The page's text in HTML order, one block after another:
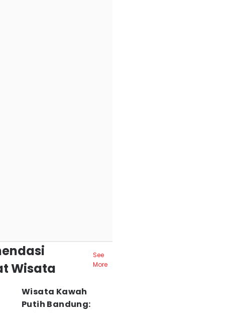
Wisata
See
More
Wisata Kawah
Putih Bandung: